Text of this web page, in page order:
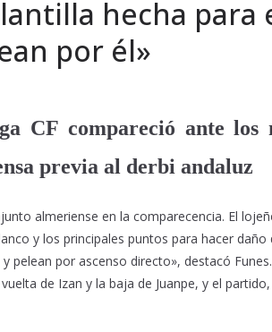
hecha para
por él»
CF compareció ante los
previa al derbi andaluz
almeriense en la comparecencia. El
y los principales puntos para hacer daño
pelean por ascenso directo», destacó
de Izan y la baja de Juanpe, y el